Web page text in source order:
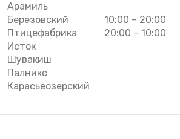
Арамиль
Березовский
Птицефабрика
Исток
Шувакиш
Палникс
Карасьеозерский
10:00 – 20:00
20:00 – 10:00